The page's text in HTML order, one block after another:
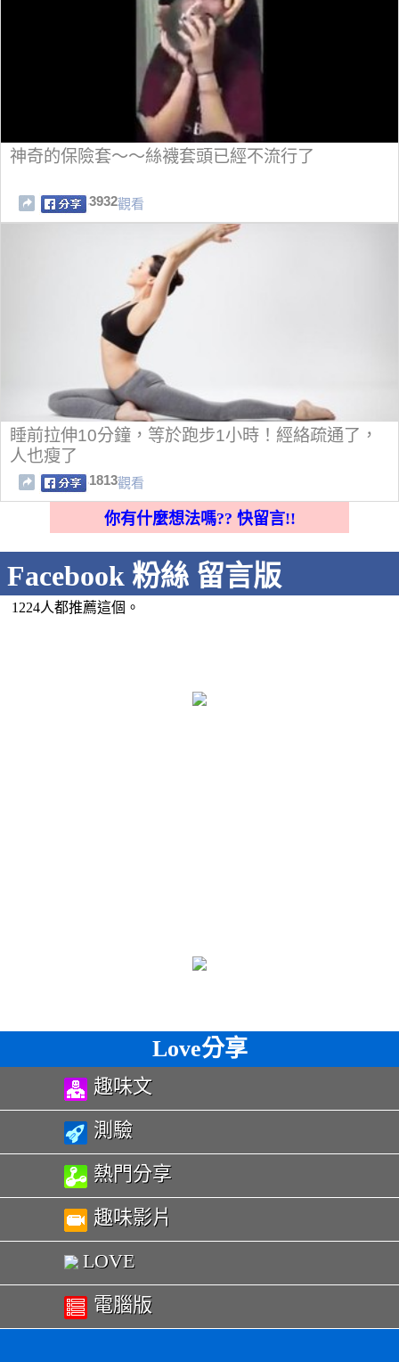
神奇的保險套～～絲襪套頭已經不流行了
3932觀看
睡前拉伸10分鐘，等於跑步1小時！經絡疏通了，
人也瘦了
1813觀看
你有什麼想法嗎?? 快留言!!
Facebook 粉絲 留言版
1224人都推薦這個。
Love分享
趣味文
測驗
熱門分享
趣味影片
LOVE
電腦版